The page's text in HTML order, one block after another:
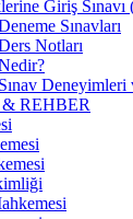
Giriş
Sınavları
Notları
Deneyimleri
REHBER